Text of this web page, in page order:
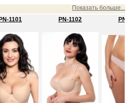
Показать больше...
PN-1101 PN-1102